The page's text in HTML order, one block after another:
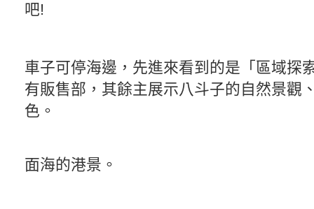
吧!
車子可停海邊，先進來看到的是「區域探
有販售部，其餘主展示八斗子的自然景觀
色。
面海的港景。